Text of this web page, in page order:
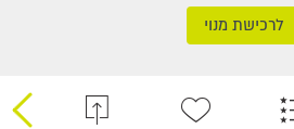
לרכישת מנוי